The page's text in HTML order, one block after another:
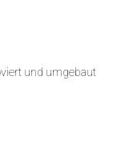
und umgebaut